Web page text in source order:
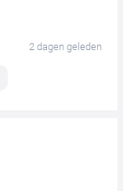
2 dagen geleden